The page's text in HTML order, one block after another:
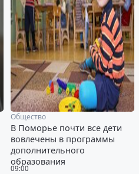
09:00
Общество
В Поморье почти все дети
вовлечены в программы
дополнительного
образования